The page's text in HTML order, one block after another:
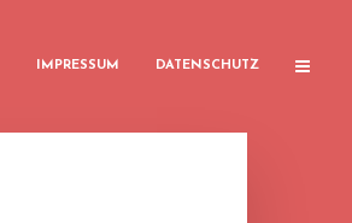
IMPRESSUM DATENSCHUTZ